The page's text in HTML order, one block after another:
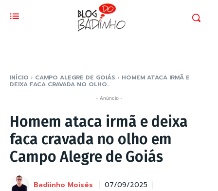
INÍCIO CAMPO ALEGRE DE GOIÁS HOMEM ATACA IRMÃ E
DEIXA FACA CRAVADA NO OLHO...
- Anúncio -
Homem ataca irmã e deixa
faca cravada no olho em
Campo Alegre de Goiás
Badiinho Moisés 07/09/2025